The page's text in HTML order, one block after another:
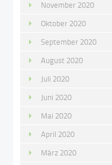
November 2020
Oktober 2020
September 2020
August 2020
Juli 2020
Juni 2020
Mai 2020
April 2020
März 2020